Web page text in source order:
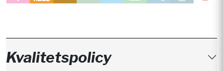
Kvalitetspolicy